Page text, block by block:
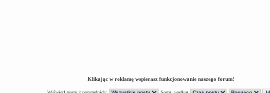
Klikając w reklamę wspierasz funkcjonowanie naszego forum!